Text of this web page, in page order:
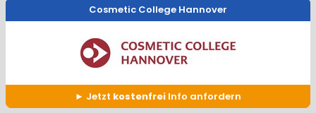
Cosmetic College Hannover
Jetzt kostenfrei Info anfordern